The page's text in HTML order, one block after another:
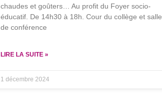
chaudes et goûters… Au profit du Foyer socio-
éducatif. De 14h30 à 18h. Cour du collège et salle
de conférence
LIRE LA SUITE »
1 décembre 2024